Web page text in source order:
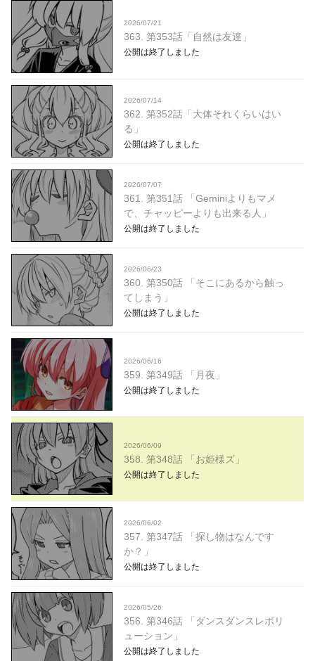
2026/07/21
363. 第353話「自然は友達」
公開は終了しました
2026/07/14
362. 第352話「大体それくらいはい
る」
公開は終了しました
2026/07/07
361. 第351話 「Geminiよりもマメ
で、チャッピーよりも出来る人」
公開は終了しました
2026/06/23
360. 第350話 「そこにあるから触っ
てしまう」
公開は終了しました
2026/06/16
359. 第349話 「月夜」
公開は終了しました
2026/06/09
358. 第348話 「お姫様ズ」
公開は終了しました
2026/06/02
357. 第347話 「探し物はなんです
か？」
公開は終了しました
2026/05/26
356. 第346話 「ダンスダンスレボリ
ューション」
公開は終了しました